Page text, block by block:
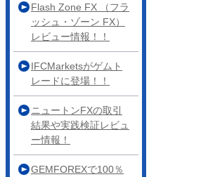
Flash Zone FX （フラ
ッシュ・ゾーン FX）
レビュー情報！！
IFCMarketsがゲムト
レードに登場！！
ニュートンFXの取引
結果や実践検証レビュ
ー情報！
GEMFOREXで100％